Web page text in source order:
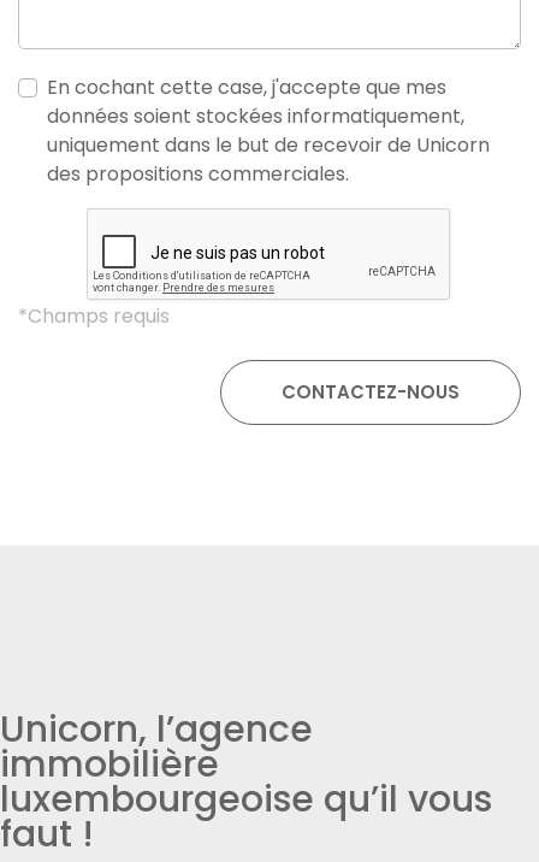
En cochant cette case, j'accepte que mes
données soient stockées informatiquement,
uniquement dans le but de recevoir de Unicorn
des propositions commerciales.
*Champs requis
Unicorn, l’agence
immobilière
luxembourgeoise qu’il vous
faut !